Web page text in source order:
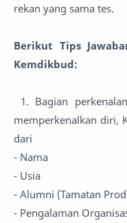
rekan yang sama tes.
Berikut Tips
Kemdikbud:
1. Bagian
memperkenalkan diri,
dari
- Nama
- Usia
- Alumni (Tamatan
- Pengalaman